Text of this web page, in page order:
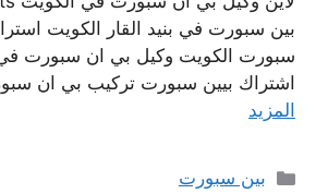
بين سبورت في بنيد القار الكويت
سبورت الكويت وكيل بي ان سبورت في
اشتراك بيين سبورت تركيب بي ان
المزيد
التصنيفات
بين سبورت